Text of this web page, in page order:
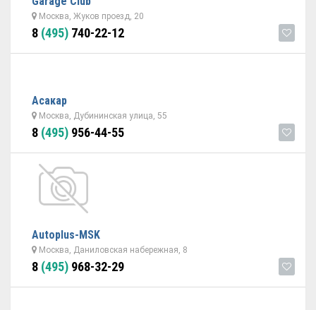
Москва, Жуков проезд, 20
8 (495) 740-22-12
Асакар
Москва, Дубининская улица, 55
8 (495) 956-44-55
Autoplus-MSK
Москва, Даниловская набережная, 8
8 (495) 968-32-29